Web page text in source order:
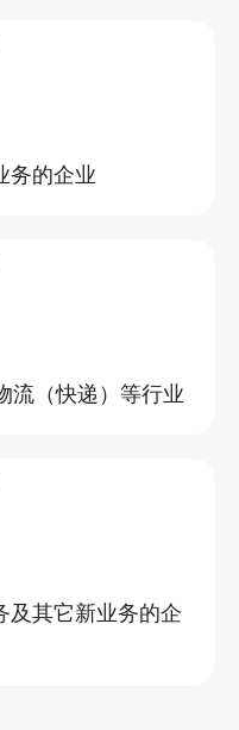
务的企业
流（快递）等行业
及其它新业务的企